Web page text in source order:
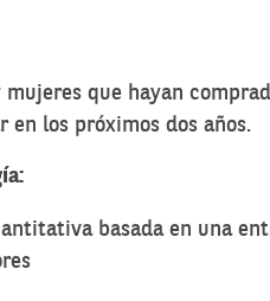
mujeres que hayan
en los próximos dos años.
basada en una